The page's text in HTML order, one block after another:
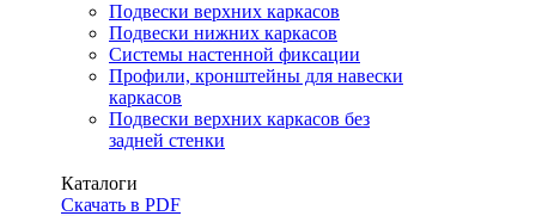
Подвески верхних каркасов
Подвески нижних каркасов
Системы настенной фиксации
Профили, кронштейны для навески
каркасов
Подвески верхних каркасов без
задней стенки
Каталоги
Скачать в PDF